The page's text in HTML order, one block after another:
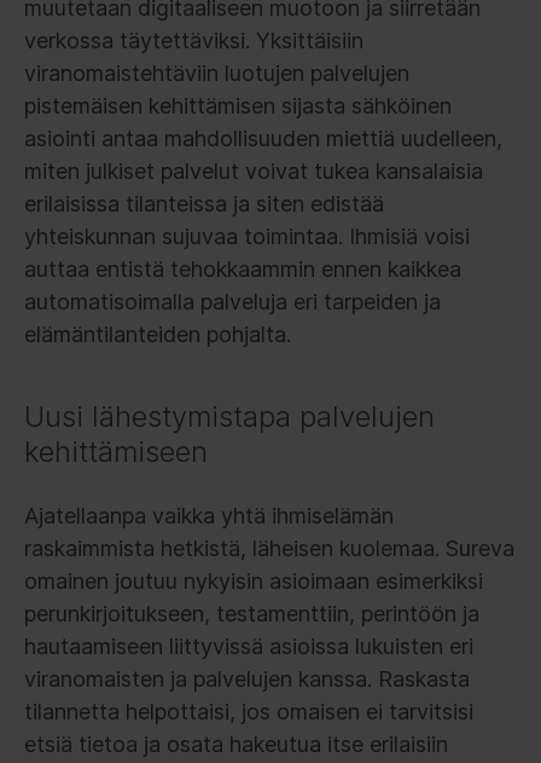
muutetaan digitaaliseen muotoon ja siirretään
verkossa täytettäviksi. Yksittäisiin
viranomaistehtäviin luotujen palvelujen
pistemäisen kehittämisen sijasta sähköinen
asiointi antaa mahdollisuuden miettiä uudelleen,
miten julkiset palvelut voivat tukea kansalaisia
erilaisissa tilanteissa ja siten edistää
yhteiskunnan sujuvaa toimintaa. Ihmisiä voisi
auttaa entistä tehokkaammin ennen kaikkea
automatisoimalla palveluja eri tarpeiden ja
elämäntilanteiden pohjalta.
Uusi lähestymistapa palvelujen
kehittämiseen
Ajatellaanpa vaikka yhtä ihmiselämän
raskaimmista hetkistä, läheisen kuolemaa. Sureva
omainen joutuu nykyisin asioimaan esimerkiksi
perunkirjoitukseen, testamenttiin, perintöön ja
hautaamiseen liittyvissä asioissa lukuisten eri
viranomaisten ja palvelujen kanssa. Raskasta
tilannetta helpottaisi, jos omaisen ei tarvitsisi
etsiä tietoa ja osata hakeutua itse erilaisiin